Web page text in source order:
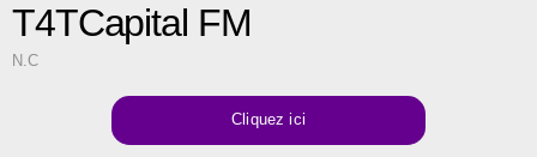
T4TCapital FM
N.C
Cliquez ici